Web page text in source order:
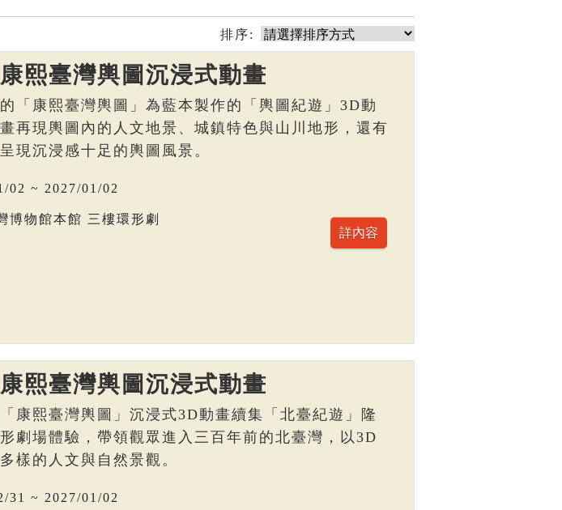
排序:
熙臺灣輿圖沉浸式動畫
「康熙臺灣輿圖」為藍本製作的「輿圖紀遊」3D動
再現輿圖內的人文地景、城鎮特色與山川地形，還有
現沉浸感十足的輿圖風景。
02 ~ 2027/01/02
博物館本館 三樓環形劇
熙臺灣輿圖沉浸式動畫
康熙臺灣輿圖」沉浸式3D動畫續集「北臺紀遊」隆
劇場體驗，帶領觀眾進入三百年前的北臺灣，以3D
樣的人文與自然景觀。
31 ~ 2027/01/02